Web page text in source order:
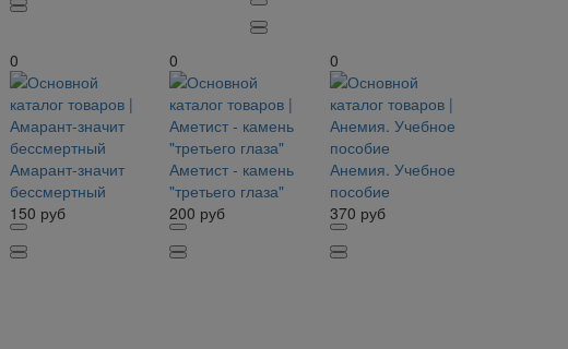
0
Амарант-значит
бессмертный
150 руб
0
Аметист - камень
"третьего глаза"
200 руб
0
Анемия. Учебное
пособие
370 руб